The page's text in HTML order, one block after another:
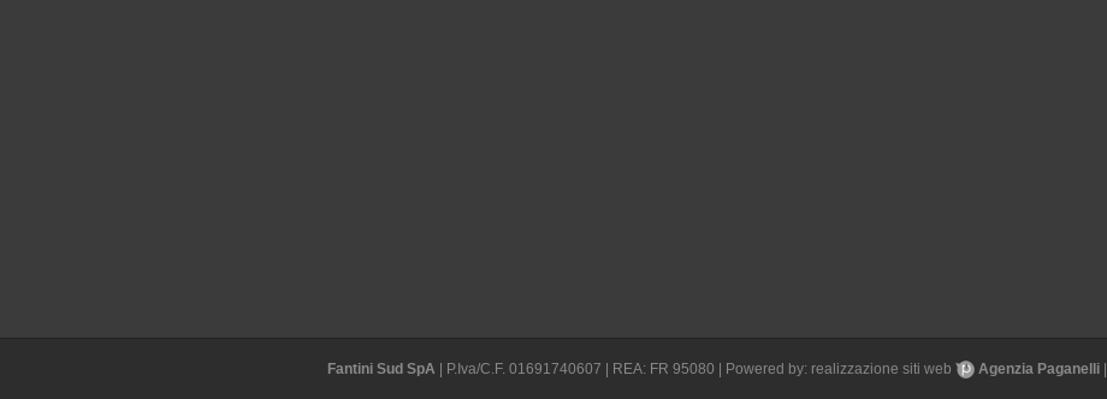
Fantini Sud SpA | P.Iva/C.F. 01691740607 | REA: FR 95080 | Powered by: realizzazione siti web Agenzia Paganelli|